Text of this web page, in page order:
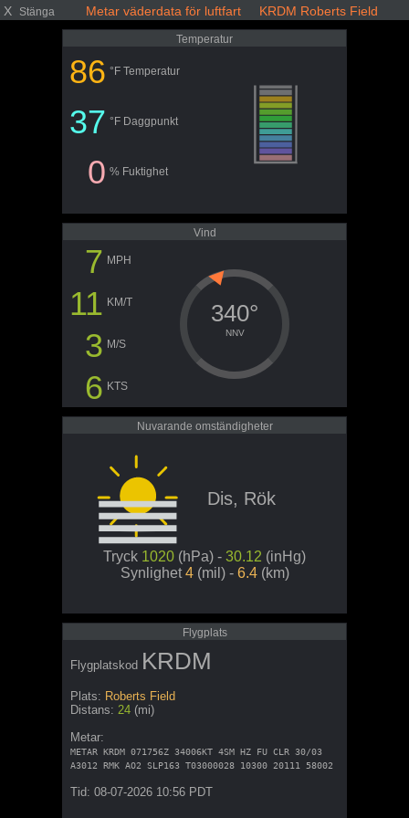
X Stänga Metar väderdata för luftfart KRDM Roberts Field
Temperatur
86 °F Temperatur
37 °F Daggpunkt
0 % Fuktighet
Vind
7 MPH
11 KM/T
3 M/S
6 KTS
340°
NNV
Nuvarande omständigheter
Dis, Rök
Tryck 1020 (hPa) - 30.12 (inHg)
Synlighet4 (mil) - 6.4 (km)
Flygplats
Flygplatskod KRDM
Plats: Roberts Field
Distans: 24 (mi)
Metar:
METAR KRDM 071756Z 34006KT 4SM HZ FU CLR 30/03
A3012 RMK AO2 SLP163 T03000028 10300 20111 58002
Tid: 08-07-2026 10:56 PDT